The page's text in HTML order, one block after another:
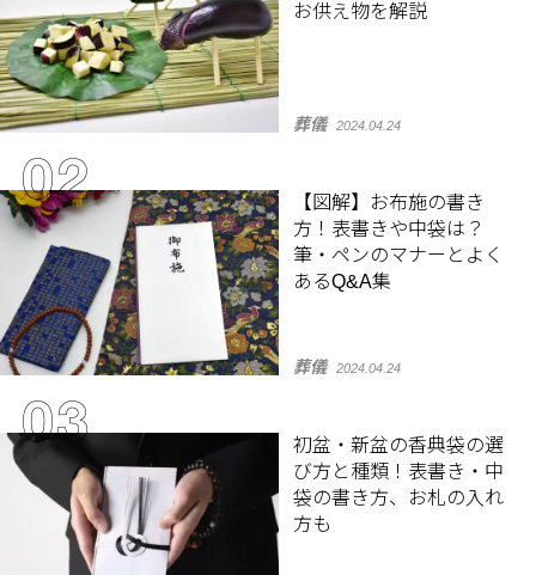
お供え物を解説
葬儀 2024.04.24
【図解】お布施の書き
方！表書きや中袋は？
筆・ペンのマナーとよく
あるQ&A集
葬儀 2024.04.24
初盆・新盆の香典袋の選
び方と種類！表書き・中
袋の書き方、お札の入れ
方も